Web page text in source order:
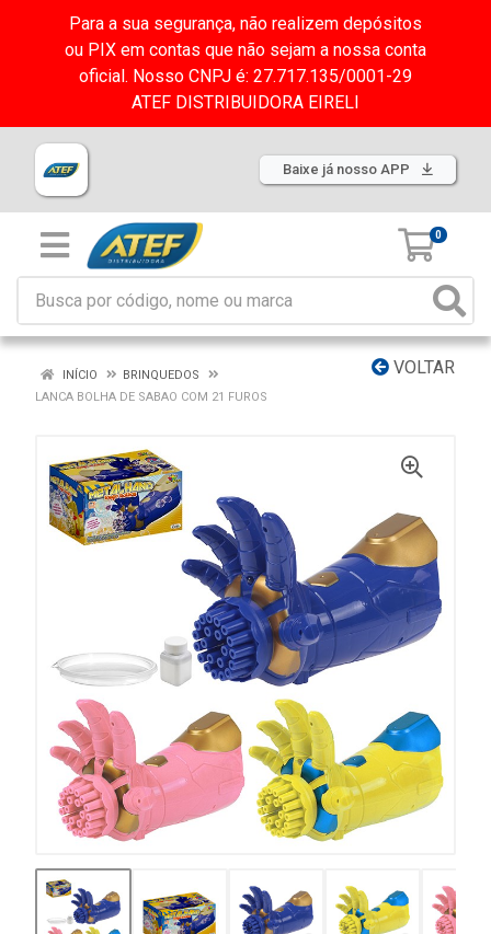
Para a sua segurança, não realizem depósitos
ou PIX em contas que não sejam a nossa conta
oficial. Nosso CNPJ é: 27.717.135/0001-29
ATEF DISTRIBUIDORA EIRELI
Baixe já nosso APP
0
VOLTAR
INÍCIO
BRINQUEDOS
LANCA BOLHA DE SABAO COM 21 FUROS